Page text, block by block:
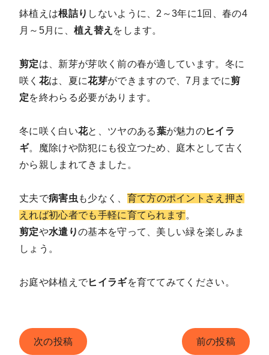
鉢植えは根詰り しないように、2～3年に1回、春の4
月～5月に、 植え替え をします。
剪定は、新芽が芽吹く前の春が適しています。冬に
咲く 花は、夏に花芽ができますので、7月までに剪
定を終わらる必要があります。
冬に咲く白い花と、ツヤのある葉が魅力のヒイラ
ギ。魔除けや防犯にも役立つため、庭木として古く
から親しまれてきました。
丈夫で病害虫 も少なく、 育て方のポイントさえ押さ
えれば初心者でも手軽に育てられます。
剪定や水遣りの基本を守って、美しい緑を楽しみま
しょう。
お庭や鉢植えでヒイラギを育ててみてください。
次の投稿 前の投稿